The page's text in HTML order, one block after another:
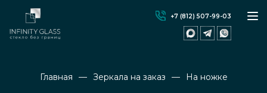
+7 (812) 507-99-03
Главная Зеркала на заказ На ножке